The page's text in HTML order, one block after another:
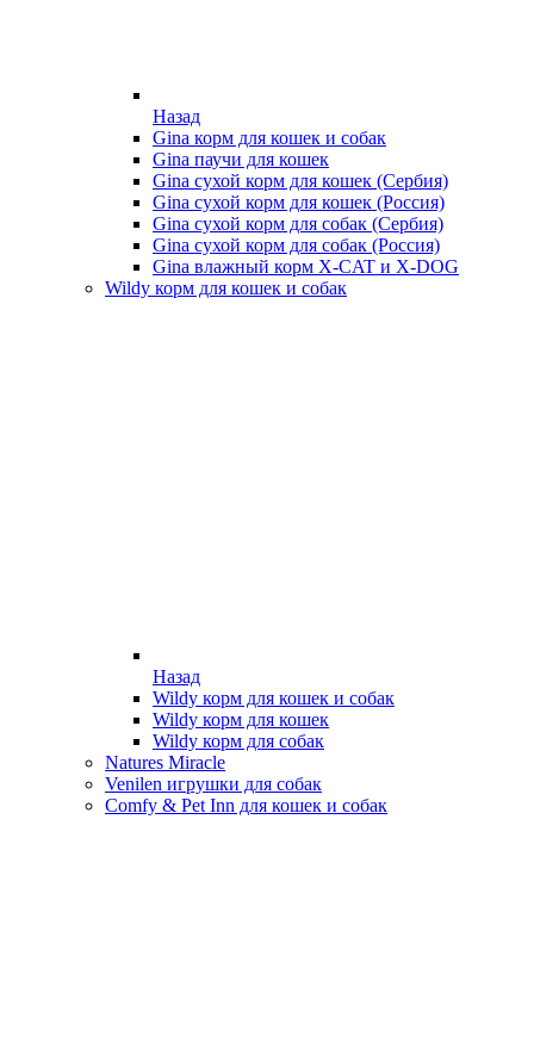
Назад
Gina корм для кошек и собак
Gina паучи для кошек
Gina сухой корм для кошек (Сербия)
Gina сухой корм для кошек (Россия)
Gina сухой корм для собак (Сербия)
Gina сухой корм для собак (Россия)
Gina влажный корм X-CAT и X-DOG
Wildy корм для кошек и собак
Назад
Wildy корм для кошек и собак
Wildy корм для кошек
Wildy корм для собак
Natures Miracle
Venilen игрушки для собак
Comfy & Pet Inn для кошек и собак